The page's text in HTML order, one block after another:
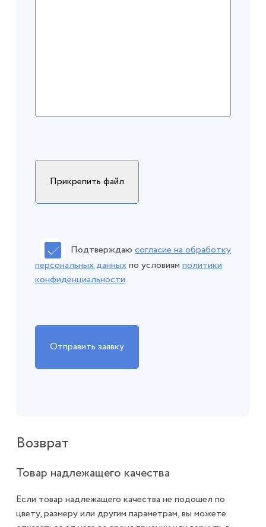
Подтверждаю согласие на обработку
персональных данныхпо условиям политики
конфиденциальности.
Возврат
Товар надлежащего качества
Если товар надлежащего качества не подошел по
цвету, размеру или другим параметрам, вы можете